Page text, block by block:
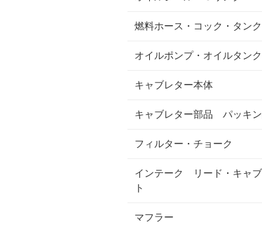
燃料ホース・コック・タンク
オイルポンプ・オイルタン
キャブレター本体
キャブレター部品 パッキ
フィルター・チョーク
インテーク リード・キャブ
ト
マフラー